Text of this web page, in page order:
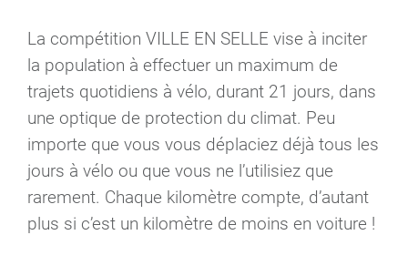
La compétition VILLE EN SELLE vise à inciter
la population à effectuer un maximum de
trajets quotidiens à vélo, durant 21 jours, dans
une optique de protection du climat. Peu
importe que vous vous déplaciez déjà tous les
jours à vélo ou que vous ne l’utilisiez que
rarement. Chaque kilomètre compte, d’autant
plus si c’est un kilomètre de moins en voiture !